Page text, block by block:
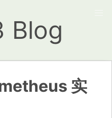
Blog
实